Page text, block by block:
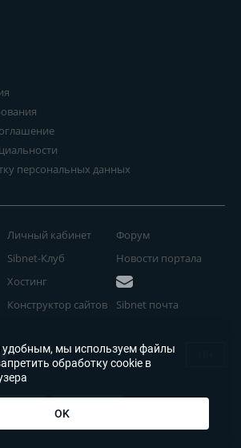
персональных данных
Личный кабинет
Sibnet-Клуб
Форум
Новости портала
Хостинг
Конструктор сайтов
Sibnet почта
мы используем файлы
обработку cookie в
OK